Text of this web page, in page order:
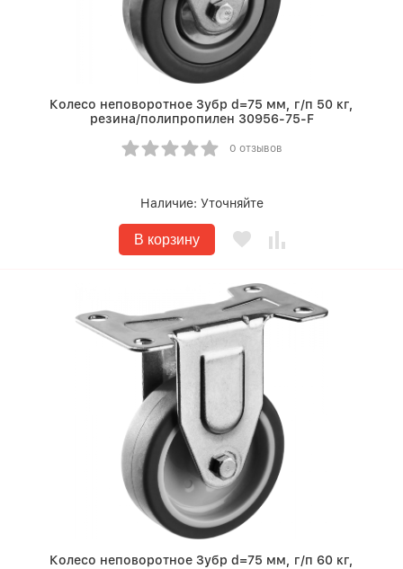
Колесо неповоротное Зубр d=75 мм, г/п 50 кг,
резина/полипропилен 30956-75-F
0 отзывов
Наличие: Уточняйте
В корзину
Колесо неповоротное Зубр d=75 мм, г/п 60 кг,